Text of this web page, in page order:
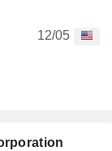
12/05